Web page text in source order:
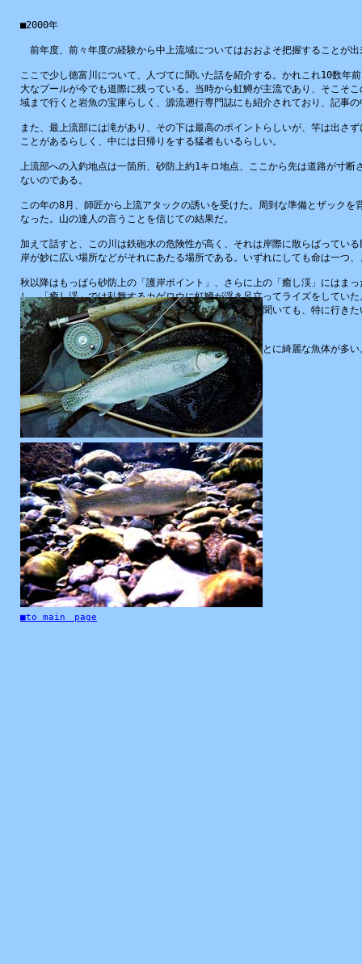
■2000年
前年度、前々年度の経験から中上流域についてはおおよそ把握することが
ここで少し徳富川について、人づてに聞いた話を紹介する。かれこれ10数年
大なプールが今でも道際に残っている。当時から虹鱒が主流であり、そこそ
域まで行くと岩魚の宝庫らしく、源流遡行専門誌にも紹介されており、記事
また、最上流部には滝があり、その下は最高のポイントらしいが、竿は出さ
ことがあるらしく、中には日帰りをする猛者もいるらしい。
上流部への入釣地点は一箇所、砂防上約1キロ地点、ここから先は道路が寸
ないのである。
この年の8月、師匠から上流アタックの誘いを受けた。周到な準備とザック
なった。山の達人の言うことを信じての結果だ。
加えて話すと、この川は鉄砲水の危険性が高く、それは岸際に散らばってい
岸が妙に広い場所などがそれにあたる場所である。いずれにしても命は一つ
秋以降はもっぱら砂防上の「護岸ポイント」、さらに上の「癒し渓」にはま
し、「癒し渓」では乱舞するカゲロウに虹鱒が浮き足立ってライズをしてい
ると他の川も当然熱くなっていて、色々な話を知人から聞いても、特に行き
イズがアップした。
しかし、サイズだけでは語れないのがここの虹鱒。ほんとに綺麗な魚体が多い
■to main page